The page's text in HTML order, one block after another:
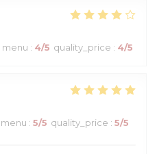
menu : 4/5 quality_price : 4/5
menu : 5/5 quality_price : 5/5